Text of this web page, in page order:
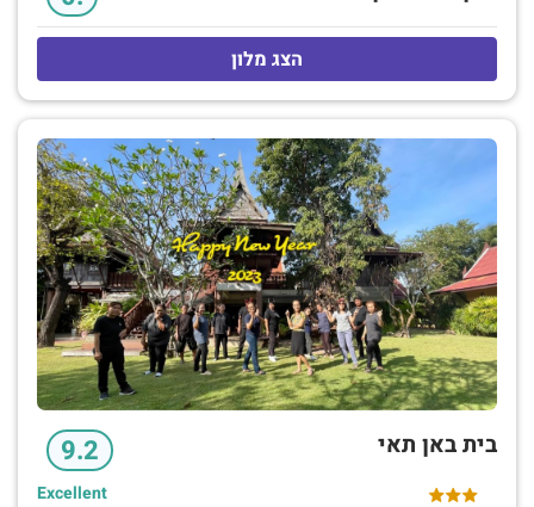
הצג מלון
בית באן תאי 9.2
Excellent